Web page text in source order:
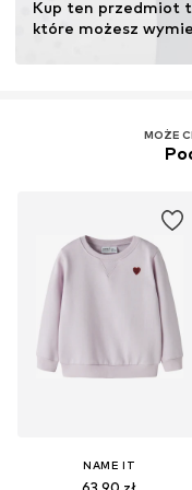
Kup ten przedmiot
które możesz
MOŻE
NAME IT